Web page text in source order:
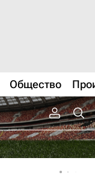
Общество